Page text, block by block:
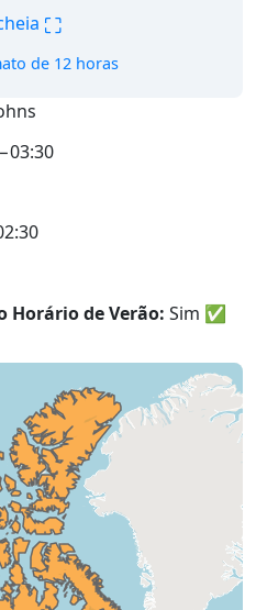
⛶
de 12 horas
Horário de Verão: Sim ✅